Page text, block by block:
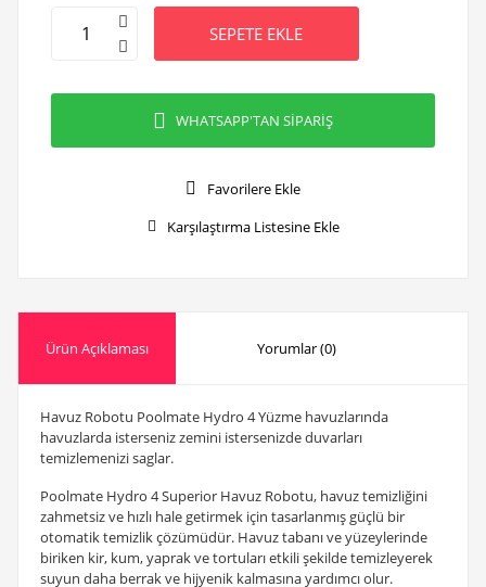
SEPETE EKLE
WHATSAPP'TAN SİPARİŞ
Favorilere Ekle
Karşılaştırma Listesine Ekle
Ürün Açıklaması Yorumlar (0)
Havuz Robotu Poolmate Hydro 4 Yüzme havuzlarında
havuzlarda isterseniz zemini istersenizde duvarları
temizlemenizi saglar.
Poolmate Hydro 4 Superior Havuz Robotu, havuz temizliğini
zahmetsiz ve hızlı hale getirmek için tasarlanmış güçlü bir
otomatik temizlik çözümüdür. Havuz tabanı ve yüzeylerinde
biriken kir, kum, yaprak ve tortuları etkili şekilde temizleyerek
suyun daha berrak ve hijyenik kalmasına yardımcı olur.